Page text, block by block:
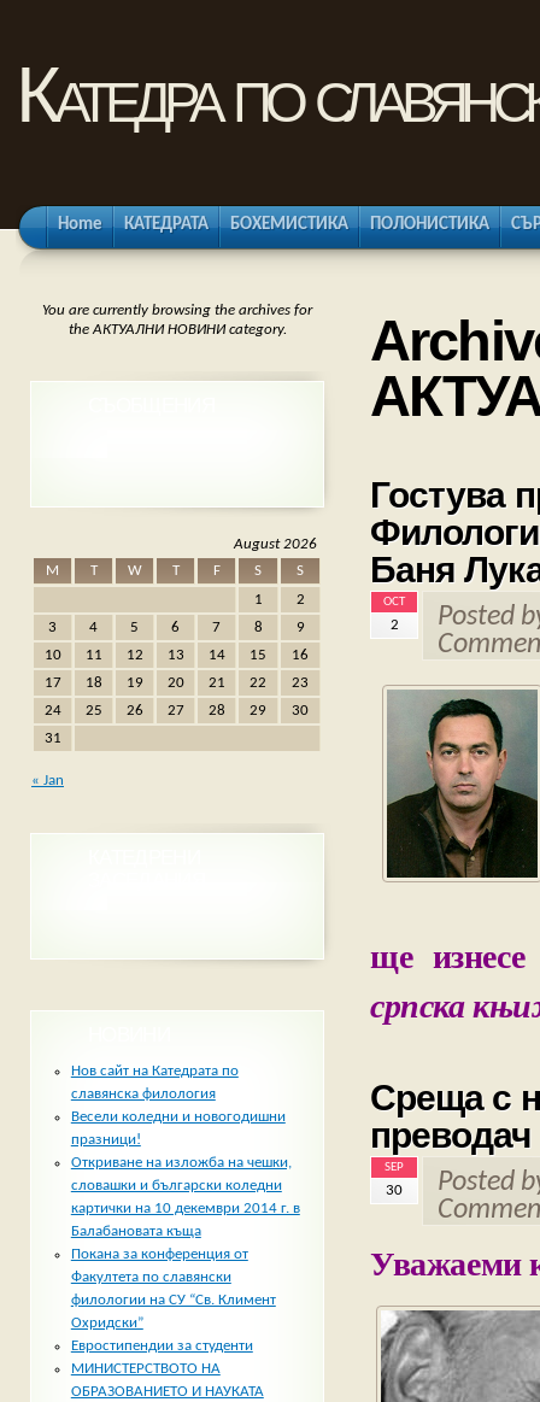
Катедра по
Home КАТЕДРАТА БОХЕМИСТИКА ПОЛОНИСТИКА
Гостува
Баня
OCT
2
Posted
ще
српска
Среща с
SEP
30
Posted
Уважаеми
You are currently browsing the archives for
the АКТУАЛНИ НОВИНИ category.
August 2026
M
T W T F S
S
1
2
3
4 5 6 7 8
9
10
11 12 13 14 15
16
17
18 19 20 21 22
23
24
25 26 27 28 29
30
31
« Jan
Нов сайт на Катедрата по
славянска филология
Весели коледни и новогодишни
празници!
Откриване на изложба на чешки,
словашки и български коледни
картички на 10 декември 2014 г. в
Балабановата къща
Покана за конференция от
Факултета по славянски
филологии на СУ “Св. Климент
Охридски”
Евростипендии за студенти
МИНИСТЕРСТВОТО НА
ОБРАЗОВАНИЕТО И НАУКАТА